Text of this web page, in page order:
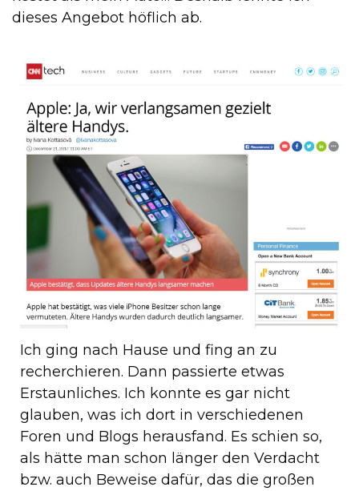
dieses Angebot höflich ab.
Ich ging nach Hause und fing an zu
recherchieren. Dann passierte etwas
Erstaunliches. Ich konnte es gar nicht
glauben, was ich dort in verschiedenen
Foren und Blogs herausfand. Es schien so,
als hätte man schon länger den Verdacht
bzw. auch Beweise dafür, das die großen